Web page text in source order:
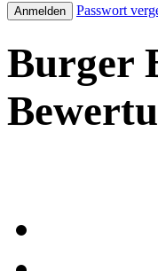
Passwort
Burger